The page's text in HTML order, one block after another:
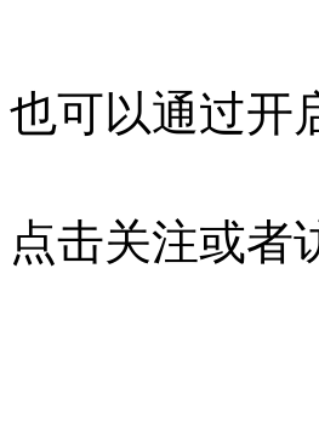
也可以通过开
点击关注或者